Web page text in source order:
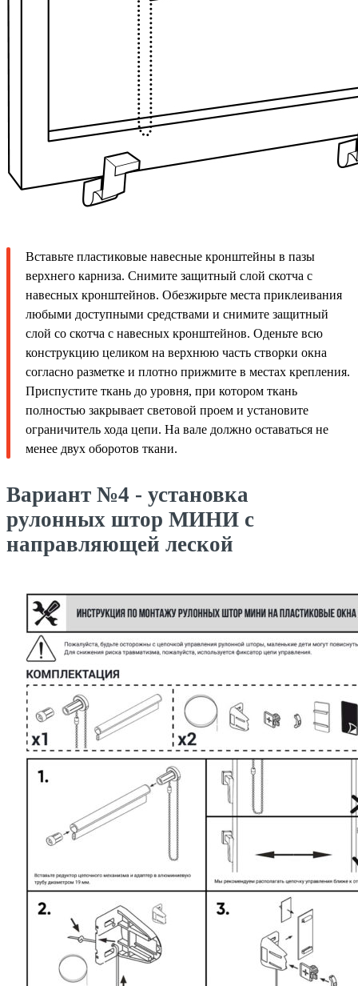
Вставьте пластиковые навесные кронштейны в пазы
верхнего карниза. Снимите защитный слой скотча с
навесных кронштейнов. Обезжирьте места приклеивания
любыми доступными средствами и снимите защитный
слой со скотча с навесных кронштейнов. Оденьте всю
конструкцию целиком на верхнюю часть створки окна
согласно разметке и плотно прижмите в местах крепления.
Приспустите ткань до уровня, при котором ткань
полностью закрывает световой проем и установите
ограничитель хода цепи. На вале должно оставаться не
менее двух оборотов ткани.
Вариант №4 - установка
рулонных штор МИНИ с
направляющей леской